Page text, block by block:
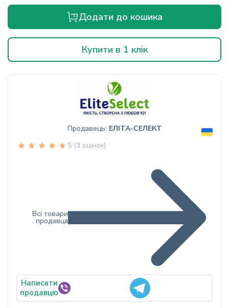
Додати до кошика
Купити в 1 клік
Продавець: ЕЛІТА-СЕЛЕКТ
5 (3 оцінок)
Написати
продавцю
Всі товари
продавця